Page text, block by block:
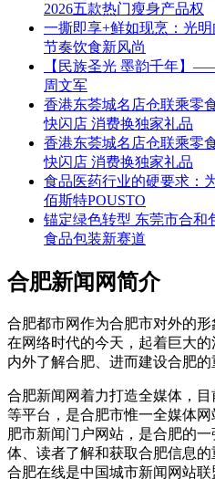
2026五款热门瘦身产品权
一撕即享+鲜如现烹：光
节奏饮食新风尚
【民族圣光 墨韵千年】
周文军
香港东荟城名店仓联乘零
快闪店 消费换独家礼品
香港东荟城名店仓联乘零
快闪店 消费换独家礼品
食品医药行业的硬要求：
佰斯特POUSTO
锚定绿色转型 东莞市合
食品包装新赛道
合肥新闻网简介
合肥都市网作为合肥市对外的形
在网络时代的今天，起着巨大
内外了解合肥、进而建设合肥的
合肥新闻网着力打造全媒体，
等平台，是合肥市惟一全媒体
肥市新闻门户网站，是合肥的
体、读者了解和获取合肥信息的
合肥在线是中国城市新闻网站